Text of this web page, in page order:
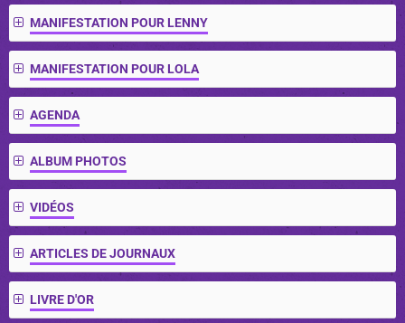
MANIFESTATION POUR LENNY
MANIFESTATION POUR LOLA
AGENDA
ALBUM PHOTOS
VIDÉOS
ARTICLES DE JOURNAUX
LIVRE D'OR